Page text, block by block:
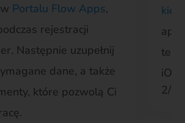
Portalu Flow Apps,
rejestracji
Następnie uzupełnij
dane, a także
które pozwolą Ci
iOS.
2/6